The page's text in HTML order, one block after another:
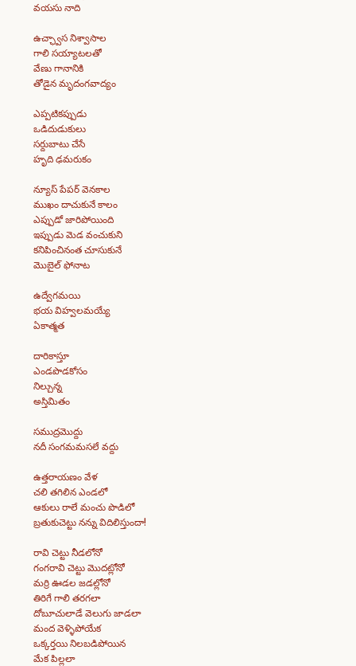
వయసు నాది
ఉచ్ఛ్వాస నిశ్వాసాల
గాలి సయ్యాటలతో
వేణు గానానికి
తోడైన మృదంగవాద్యం
ఎప్పటికప్పుడు
ఒడిదుడుకులు
సర్దుబాటు చేసే
హృది ఢమరుకం
న్యూస్ పేపర్ వెనకాల
ముఖం దాచుకునే కాలం
ఎప్పుడో జారిపోయింది
ఇప్పుడు మెడ వంచుకుని
కనిపించినంత చూసుకునే
మొబైల్ ఫోనాట
ఉద్వేగమయి
భయ విహ్వలమయ్యే
ఏకాత్మత
దారికాస్తూ
ఎండపొడకోసం
నిల్చున్న
అస్తిమితం
సముద్రమొద్దు
నదీ సంగమమసలే వద్దు
ఉత్తరాయణం వేళ
చలి తగిలిన ఎండలో
ఆకులు రాలే మంచు పొడిలో
బ్రతుకుచెట్టు నన్ను విదిలిస్తుందా!
రావి చెట్టు నీడలోనో
గంగరావి చెట్టు మొదట్లోనో
మర్రి ఊడల జడల్లోనో
తిరిగే గాలి తరగలా
దోబూచులాడే వెలుగు జాడలా
మంద వెళ్ళిపోయేక
ఒక్కర్తయి నిలబడిపోయిన
మేక పిల్లలా